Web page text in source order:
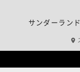
サンダーランド